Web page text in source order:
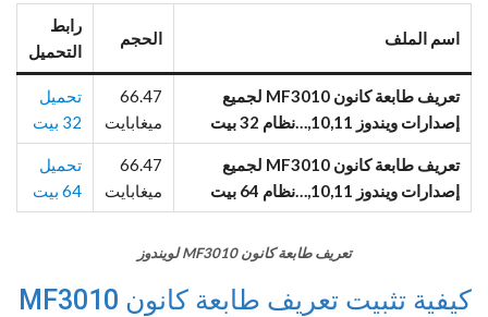
اسم الملف الحجم
رابط
التحميل
تعريف طابعة كانون MF3010 لجميع
إصدارات ويندوز 10,11,…نظام 32 بيت
66.47
ميغابايت
تحميل
32 بيت
تعريف طابعة كانون MF3010 لجميع
إصدارات ويندوز 10,11,…نظام 64 بيت
66.47
ميغابايت
تحميل
64 بيت
تعريف طابعة كانون MF3010 لويندوز
كيفية تثبيت تعريف طابعة كانون MF3010